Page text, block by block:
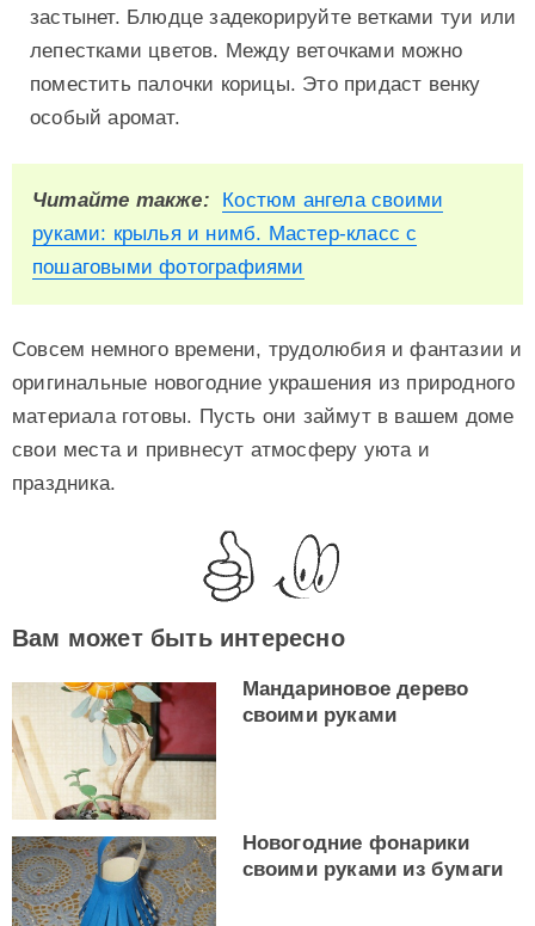
застынет. Блюдце задекорируйте ветками туи или
лепестками цветов. Между веточками можно
поместить палочки корицы. Это придаст венку
особый аромат.
Читайте также:
Костюм ангела своими
руками: крылья и нимб. Мастер-класс с
пошаговыми фотографиями
Совсем немного времени, трудолюбия и фантазии и
оригинальные новогодние украшения из природного
материала готовы. Пусть они займут в вашем доме
свои места и привнесут атмосферу уюта и
праздника.
Вам может быть интересно
Мандариновое дерево
своими руками
Новогодние фонарики
своими руками из бумаги